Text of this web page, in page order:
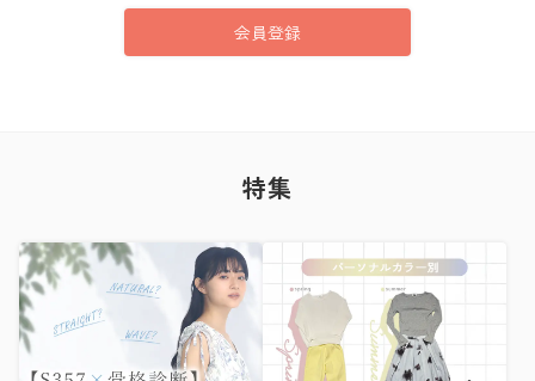
会員登録
特集